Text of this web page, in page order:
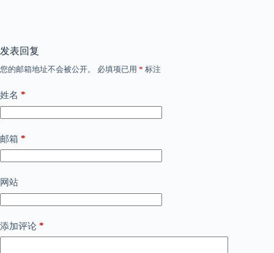
发表回复
您的邮箱地址不会被公开。 必填项已用 * 标注
姓名 *
邮箱 *
网站
添加评论 *